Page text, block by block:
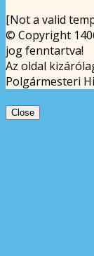
[Not a valid
© Copyright
jog fenntartva!
Az oldal
Polgármesteri
Close